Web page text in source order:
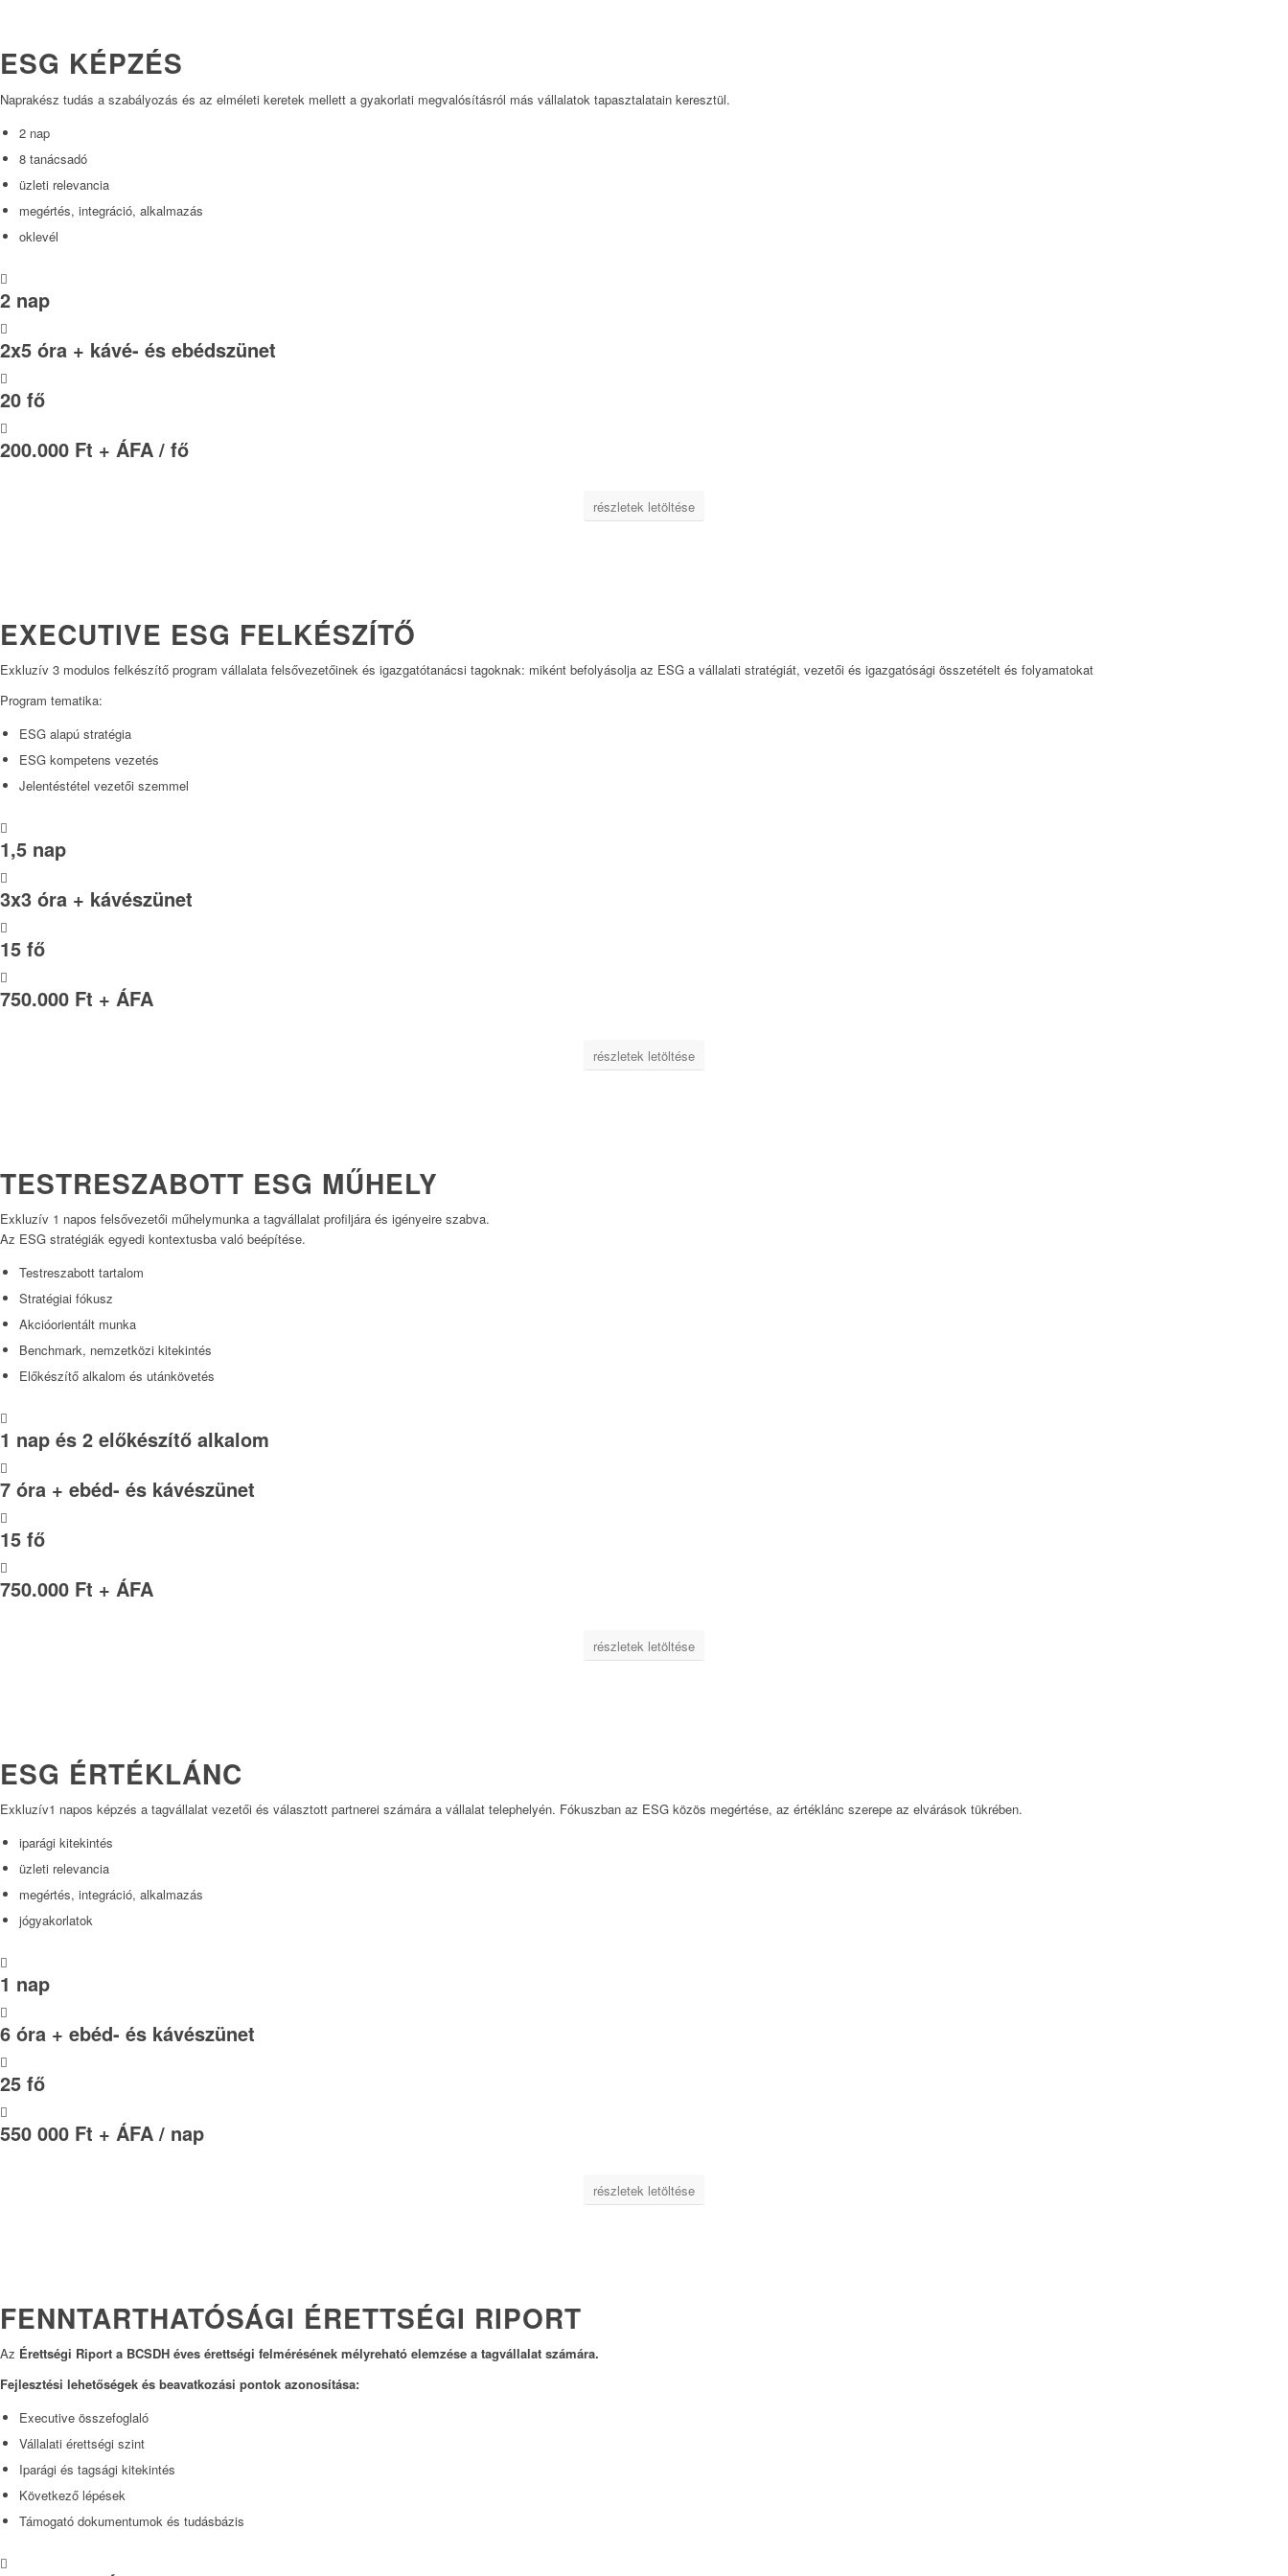
ESG KÉPZÉS
Naprakész tudás a szabályozás és az elméleti keretek mellett a gyakorlati megvalósításról más vállalatok tapasztalatain keresztül.
2 nap
8 tanácsadó
üzleti relevancia
megértés, integráció, alkalmazás
oklevél
2 nap
2x5 óra + kávé- és ebédszünet
20 fő
200.000 Ft + ÁFA / fő
részletek letöltése
EXECUTIVE ESG FELKÉSZÍTŐ
Exkluzív 3 modulos felkészítő program vállalata felsővezetőinek és igazgatótanácsi tagoknak: miként befolyásolja az ESG a vállalati stratégiát, vezetői és igazgatósági összetételt és folyamatokat
Program tematika:
ESG alapú stratégia
ESG kompetens vezetés
Jelentéstétel vezetői szemmel
1,5 nap
3x3 óra + kávészünet
15 fő
750.000 Ft + ÁFA
részletek letöltése
TESTRESZABOTT ESG MŰHELY
Exkluzív 1 napos felsővezetői műhelymunka a tagvállalat profiljára és igényeire szabva.
Az ESG stratégiák egyedi kontextusba való beépítése.
Testreszabott tartalom
Stratégiai fókusz
Akcióorientált munka
Benchmark, nemzetközi kitekintés
Előkészítő alkalom és utánkövetés
1 nap és 2 előkészítő alkalom
7 óra + ebéd- és kávészünet
15 fő
750.000 Ft + ÁFA
részletek letöltése
ESG ÉRTÉKLÁNC
Exkluzív1 napos képzés a tagvállalat vezetői és választott partnerei számára a vállalat telephelyén. Fókuszban az ESG közös megértése, az értéklánc szerepe az elvárások tükrében.
iparági kitekintés
üzleti relevancia
megértés, integráció, alkalmazás
jógyakorlatok
1 nap
6 óra + ebéd- és kávészünet
25 fő
550 000 Ft + ÁFA / nap
részletek letöltése
FENNTARTHATÓSÁGI ÉRETTSÉGI RIPORT
Az Érettségi Riport a BCSDH éves érettségi felmérésének mélyreható elemzése a tagvállalat számára.
Fejlesztési lehetőségek és beavatkozási pontok azonosítása:
Executive összefoglaló
Vállalati érettségi szint
Iparági és tagsági kitekintés
Következő lépések
Támogató dokumentumok és tudásbázis